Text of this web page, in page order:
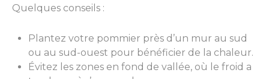
Quelques conseils :
Plantez votre pommier près d’un mur au sud
ou au sud-ouest pour bénéficier de la chaleur.
Évitez les zones en fond de vallée, où le froid a